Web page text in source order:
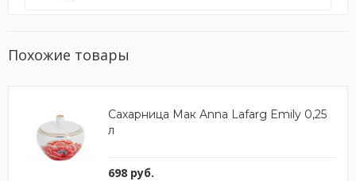
Похожие товары
Сахарница Мак Anna Lafarg Emily 0,25
л
698 руб.